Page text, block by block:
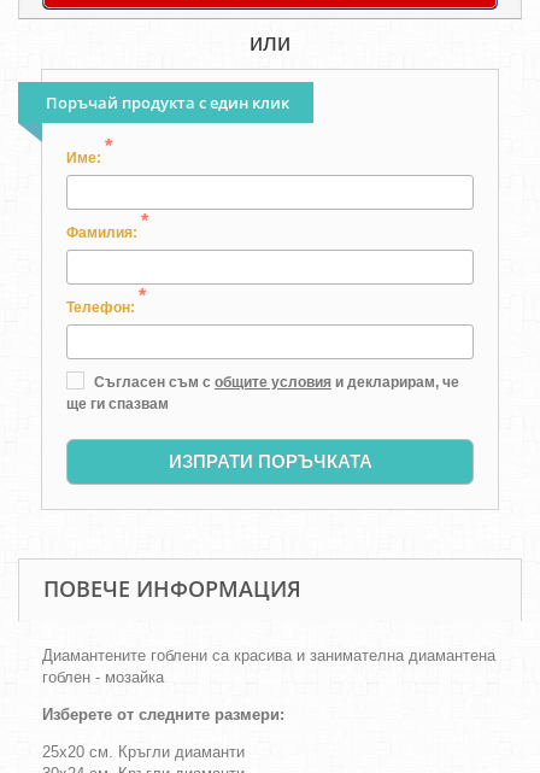
или
Поръчай продукта с един клик
Име:
*
Фамилия:
*
Телефон:
*
Съгласен съм с общите условия и декларирам, че
ще ги спазвам
ИЗПРАТИ ПОРЪЧКАТА
ПОВЕЧЕ ИНФОРМАЦИЯ
Диамантените гоблени са красива и занимателна диамантена
гоблен - мозайка
Изберете от следните размери:
25х20 см. Кръгли диаманти